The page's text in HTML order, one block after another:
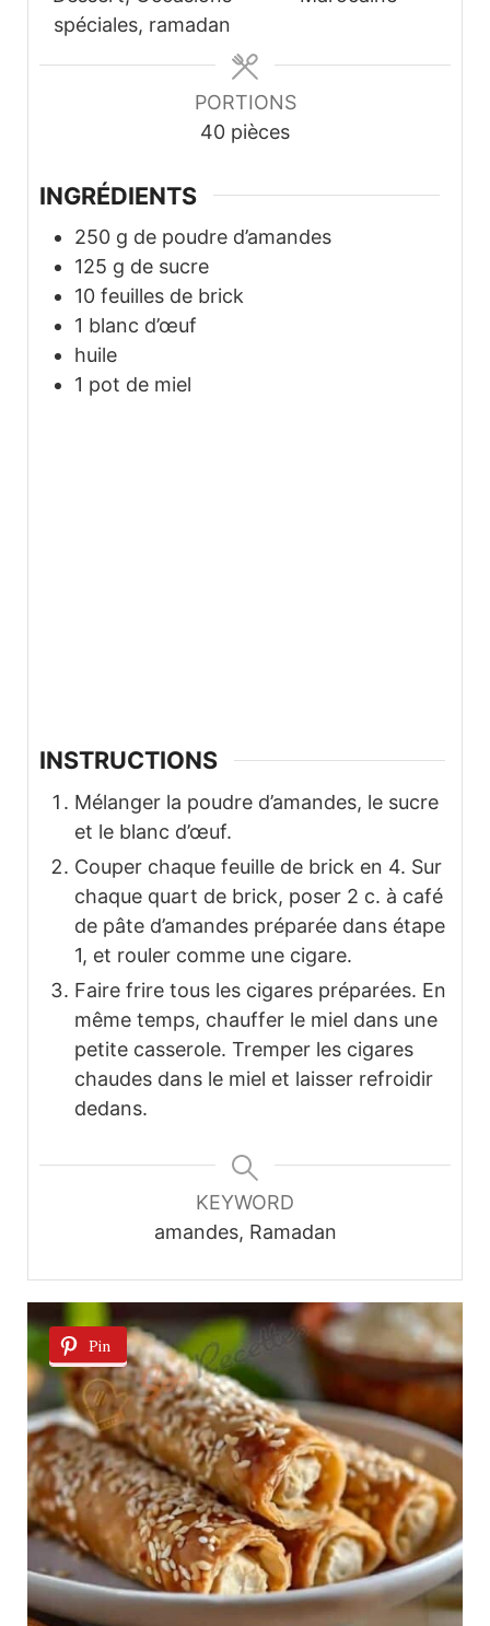
spéciales, ramadan
PORTIONS
40 pièces
INGRÉDIENTS
250 g de poudre d’amandes
125 g de sucre
10 feuilles de brick
1 blanc d’œuf
huile
1 pot de miel
INSTRUCTIONS
Mélanger la poudre d’amandes, le sucre
et le blanc d’œuf.
Couper chaque feuille de brick en 4. Sur
chaque quart de brick, poser 2 c. à café
de pâte d’amandes préparée dans étape
1, et rouler comme une cigare.
Faire frire tous les cigares préparées. En
même temps, chauffer le miel dans une
petite casserole. Tremper les cigares
chaudes dans le miel et laisser refroidir
dedans.
KEYWORD
amandes, Ramadan
Pin